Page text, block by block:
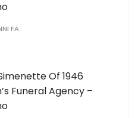
FA
Of 1946
Funeral Agency –